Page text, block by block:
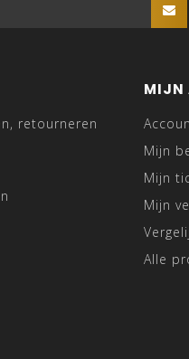
retourneren
MIJN
Mijn
Mijn
Mijn
Alle